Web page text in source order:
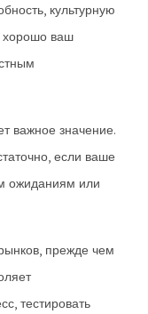
культурную
хорошо ваш
важное значение.
если ваше
ожиданиям или
прежде чем
тестировать